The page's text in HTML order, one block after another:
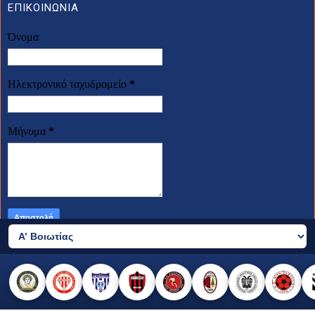
ΕΠΙΚΟΙΝΩΝΙΑ
Όνομα
Ηλεκτρονικό ταχυδρομείο *
Μήνυμα *
2026 © all rights reserved
made by templateszoo, edited by Nikos Sfiris